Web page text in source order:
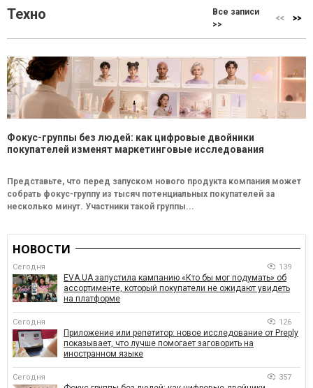
Техно
Все записи
>>
Фокус-группы без людей: как цифровые двойники
покупателей изменят маркетинговые исследования
Представьте, что перед запуском нового продукта компания может
собрать фокус-группу из тысяч потенциальных покупателей за
несколько минут. Участники такой группы...
НОВОСТИ
Сегодня 139
EVA.UA запустила кампанию «Кто бы мог подумать» об
ассортименте, который покупатели не ожидают увидеть
на платформе
Сегодня 126
Приложение или репетитор: новое исследование от Preply
показывает, что лучше помогает заговорить на
иностранном языке
Сегодня 357